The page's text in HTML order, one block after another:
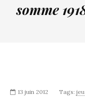
somme
13 juin 2012 Tags: